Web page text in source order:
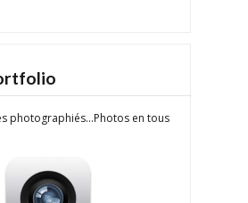
photographiés...Photos en tous